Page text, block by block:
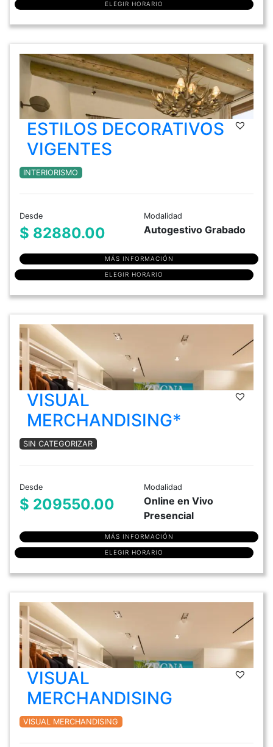
ELEGIR HORARIO
ESTILOS DECORATIVOS
VIGENTES
INTERIORISMO
Desde
$ 82880.00
Modalidad
Autogestivo Grabado
MÁS INFORMACIÓN
ELEGIR HORARIO
VISUAL
MERCHANDISING*
SIN CATEGORIZAR
Desde
$ 209550.00
Modalidad
Online en Vivo
Presencial
MÁS INFORMACIÓN
ELEGIR HORARIO
VISUAL
MERCHANDISING
VISUAL MERCHANDISING